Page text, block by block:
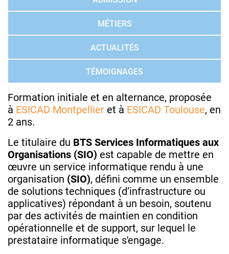
MÉTIERS
ACTUALITÉS
TÉMOIGNAGES
Formation initiale et en alternance, proposée
à ESICAD Montpellier et à ESICAD Toulouse, en
2 ans.
Le titulaire du BTS Services Informatiques aux
Organisations (SIO) est capable de mettre en
œuvre un service informatique rendu à une
organisation (SIO), défini comme un ensemble
de solutions techniques (d’infrastructure ou
applicatives) répondant à un besoin, soutenu
par des activités de maintien en condition
opérationnelle et de support, sur lequel le
prestataire informatique s'engage.